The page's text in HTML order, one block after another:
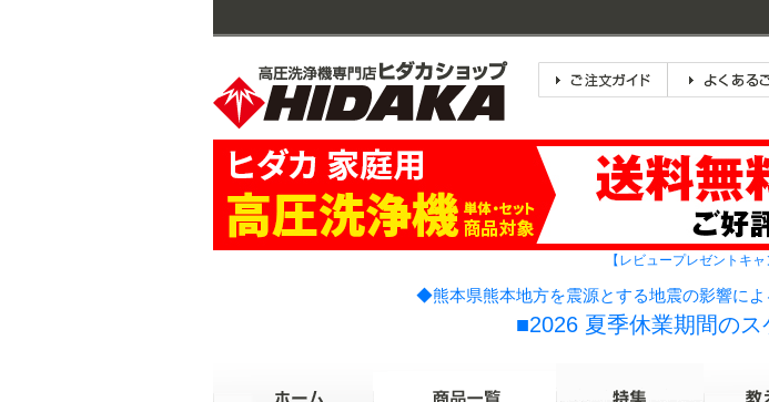
【レビュープレゼントキ
◆熊本県熊本地方を震源とする地震の影響に
■2026 夏季休業期間の